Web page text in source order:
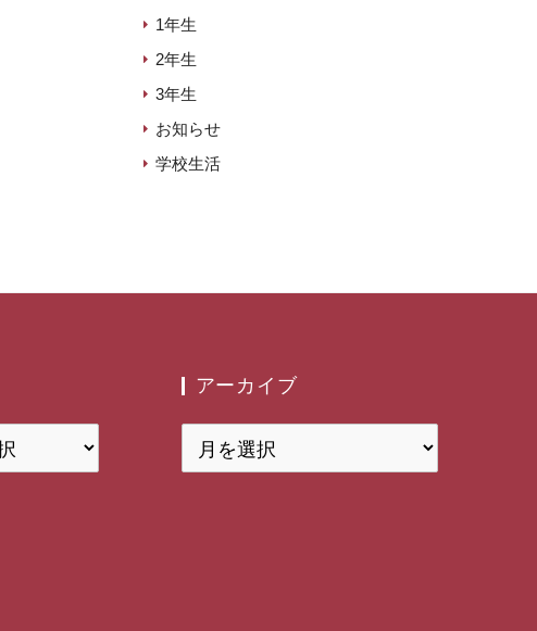
1年生
2年生
3年生
お知らせ
学校生活
アーカイブ
ー